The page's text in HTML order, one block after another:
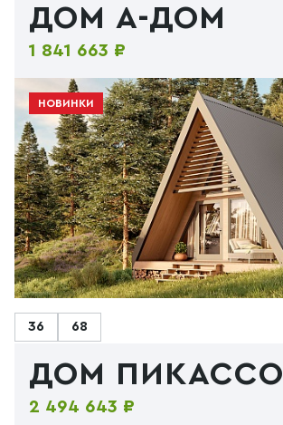
ДОМ А-ДОМ
1 841 663 ₽
НОВИНКИ
36 68
ДОМ ПИКАССО
2 494 643 ₽